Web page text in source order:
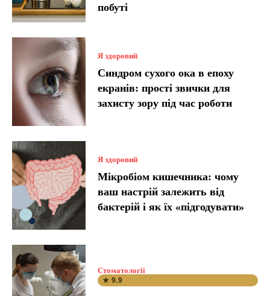
побуті
Я здоровий
Синдром сухого ока в епоху
екранів: прості звички для
захисту зору під час роботи
Я здоровий
Мікробіом кишечника: чому
ваш настрій залежить від
бактерій і як їх «підгодувати»
Стоматології
★ 9.9